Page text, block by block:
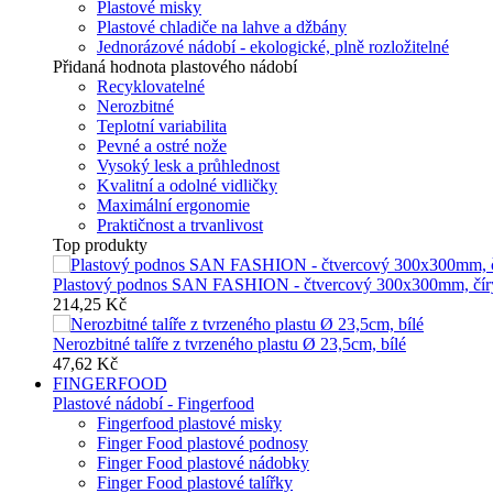
Plastové misky
Plastové chladiče na lahve a džbány
Jednorázové nádobí - ekologické, plně rozložitelné
Přidaná hodnota plastového nádobí
Recyklovatelné
Nerozbitné
Teplotní variabilita
Pevné a ostré nože
Vysoký lesk a průhlednost
Kvalitní a odolné vidličky
Maximální ergonomie
Praktičnost a trvanlivost
Top produkty
Plastový podnos SAN FASHION - čtvercový 300x300mm,
214,25 Kč
Nerozbitné talíře z tvrzeného plastu Ø 23,5cm, bílé
47,62 Kč
FINGERFOOD
Plastové nádobí - Fingerfood
Fingerfood plastové misky
Finger Food plastové podnosy
Finger Food plastové nádobky
Finger Food plastové talířky